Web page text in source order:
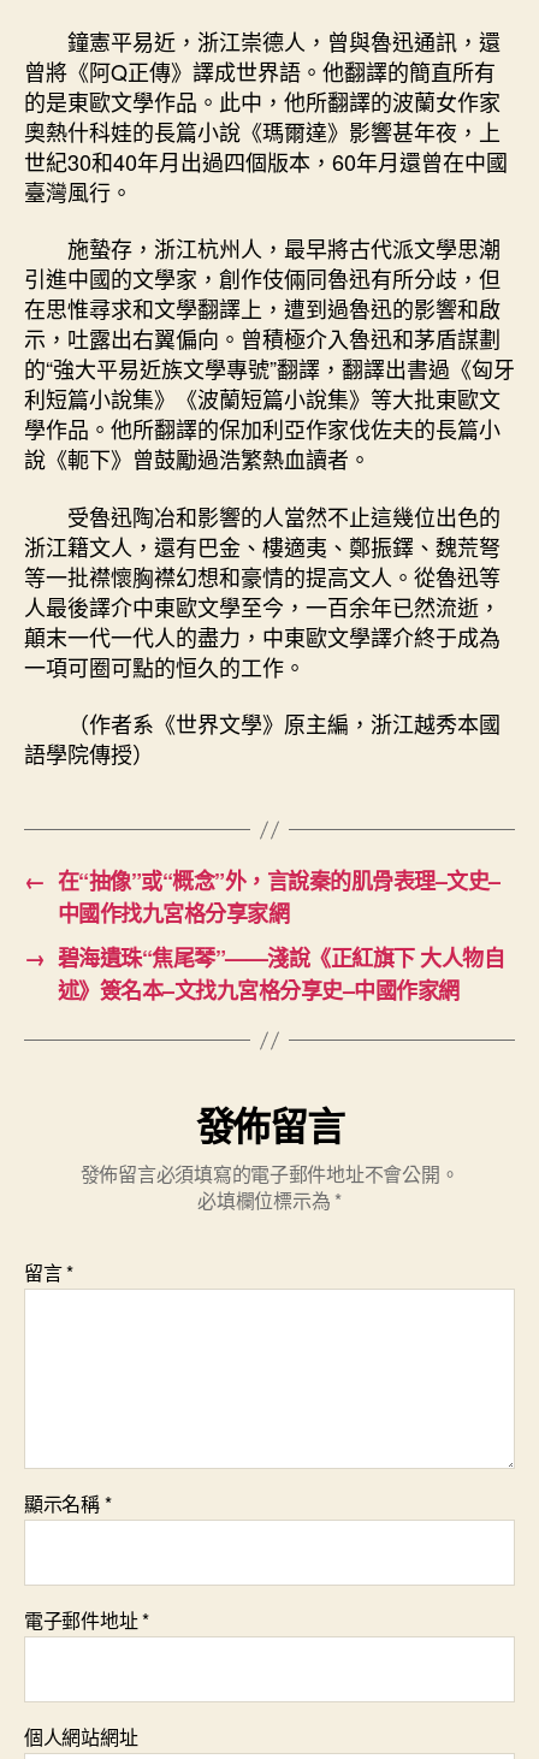
鐘憲平易近，浙江崇德人，曾與魯迅通訊，還
曾將《阿Q正傳》譯成世界語。他翻譯的簡直所有
的是東歐文學作品。此中，他所翻譯的波蘭女作家
奧熱什科娃的長篇小說《瑪爾達》影響甚年夜，上
世紀30和40年月出過四個版本，60年月還曾在中國
臺灣風行。
施蟄存，浙江杭州人，最早將古代派文學思潮
引進中國的文學家，創作伎倆同魯迅有所分歧，但
在思惟尋求和文學翻譯上，遭到過魯迅的影響和啟
示，吐露出右翼偏向。曾積極介入魯迅和茅盾謀劃
的“強大平易近族文學專號”翻譯，翻譯出書過《匈牙
利短篇小說集》《波蘭短篇小說集》等大批東歐文
學作品。他所翻譯的保加利亞作家伐佐夫的長篇小
說《軛下》曾鼓勵過浩繁熱血讀者。
受魯迅陶冶和影響的人當然不止這幾位出色的
浙江籍文人，還有巴金、樓適夷、鄭振鐸、魏荒弩
等一批襟懷胸襟幻想和豪情的提高文人。從魯迅等
人最後譯介中東歐文學至今，一百余年已然流逝，
顛末一代一代人的盡力，中東歐文學譯介終于成為
一項可圈可點的恒久的工作。
（作者系《世界文學》原主編，浙江越秀本國
語學院傳授）
← 在“抽像”或“概念”外，言說秦的肌骨表理–文史–
中國作找九宮格分享家網
→ 碧海遺珠“焦尾琴”——淺說《正紅旗下 大人物自
述》簽名本–文找九宮格分享史–中國作家網
發佈留言
發佈留言必須填寫的電子郵件地址不會公開。
必填欄位標示為 *
留言*
顯示名稱*
電子郵件地址*
個人網站網址